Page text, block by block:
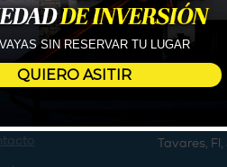
Lake Shore
Tavares,
QUIERO ASITIR
SIN RESERVAR TU LUGAR